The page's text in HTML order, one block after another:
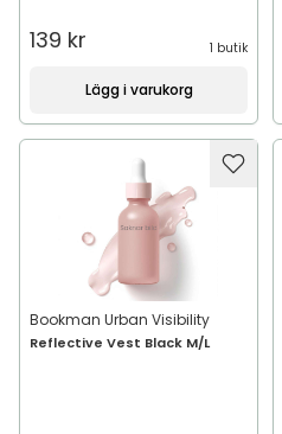
139 kr 1 butik
Lägg i varukorg
Bookman Urban Visibility
Reflective Vest Black M/L